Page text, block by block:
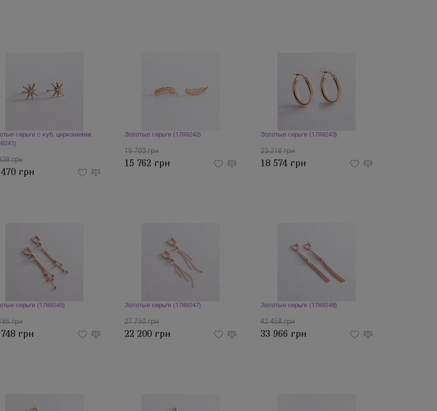
серьги с куб. циркониями
грн
грн
Золотые серьги (1769242)
19 703 грн
15 762 грн
Золотые серьги (1769243)
23 218 грн
18 574 грн
серьги (1769245)
грн
грн
Золотые серьги (1769247)
27 750 грн
22 200 грн
Золотые серьги (1769248)
42 458 грн
33 966 грн